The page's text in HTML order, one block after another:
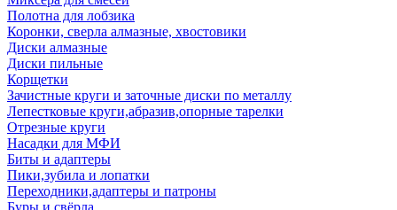
Полотна для лобзика
Коронки, сверла алмазные, хвостовики
Диски алмазные
Диски пильные
Корщетки
Зачистные круги и заточные диски по металлу
Лепестковые круги,абразив,опорные тарелки
Отрезные круги
Насадки для МФИ
Биты и адаптеры
Пики,зубила и лопатки
Переходники,адаптеры и патроны
Буры и свёрла